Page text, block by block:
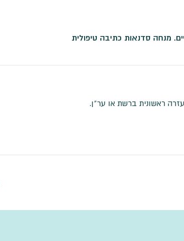
מנחה סדנאות כתיבה טיפולית
ראשונית ברשת או ער"ן.